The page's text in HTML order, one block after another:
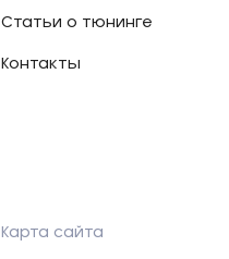
Статьи о тюнинге
Контакты
Карта сайта